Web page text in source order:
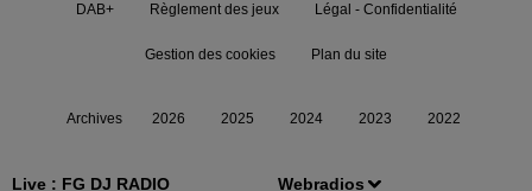
Live : FG DJ RADIO Webradios
DAB+ Règlement des jeux Légal - Confidentialité
Gestion des cookies Plan du site
Archives 2026 2025 2024 2023 2022